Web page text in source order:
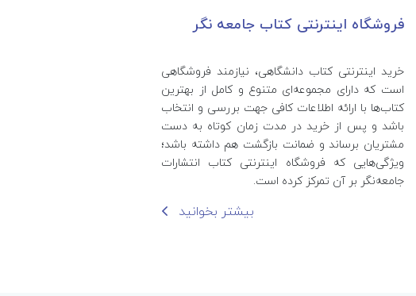
فروشگاه اینترنتی کتاب جامعه نگر
خرید اینترنتی کتاب‌ دانشگاهی، نیازمند فروشگاهی
است که دارای مجموعه‌ای متنوع و کامل از بهترین
کتاب‌ها با ارائه اطلاعات کافی جهت بررسی و انتخاب
باشد و پس از خرید در مدت زمان کوتاه به دست
مشتریان برساند و ضمانت بازگشت هم داشته باشد؛
ویژگی‌هایی که فروشگاه اینترنتی کتاب انتشارات
جامعه‌نگر بر آن تمرکز کرده است.
بیشتر بخوانید